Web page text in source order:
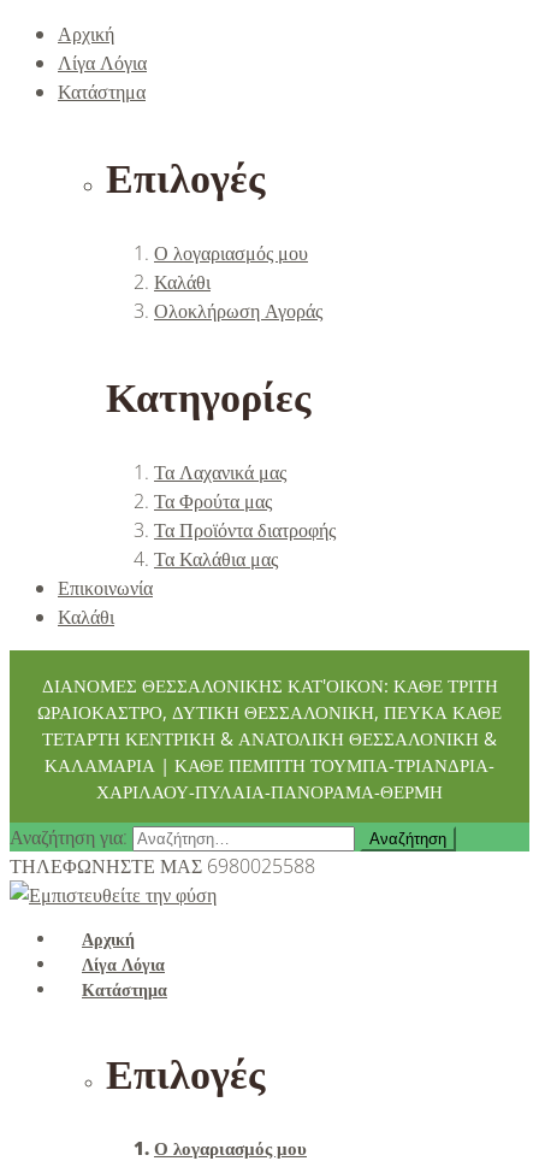
Αρχική
Λίγα Λόγια
Κατάστημα
Επιλογές
Ο λογαριασμός μου
Καλάθι
Ολοκλήρωση Αγοράς
Κατηγορίες
Τα Λαχανικά μας
Τα Φρούτα μας
Τα Προϊόντα διατροφής
Τα Καλάθια μας
Επικοινωνία
Καλάθι
ΔΙΑΝΟΜΕΣ ΘΕΣΣΑΛΟΝΙΚΗΣ ΚΑΤ'ΟΙΚΟΝ: ΚΑΘΕ ΤΡΙΤΗ
ΩΡΑΙΟΚΑΣΤΡΟ, ΔΥΤΙΚΗ ΘΕΣΣΑΛΟΝΙΚΗ, ΠΕΥΚΑ ΚΑΘΕ
ΤΕΤΑΡΤΗ ΚΕΝΤΡΙΚΗ & ΑΝΑΤΟΛΙΚΗ ΘΕΣΣΑΛΟΝΙΚΗ &
ΚΑΛΑΜΑΡΙΑ | ΚΑΘΕ ΠΕΜΠΤΗ ΤΟΥΜΠΑ-ΤΡΙΑΝΔΡΙΑ-
ΧΑΡΙΛΑΟΥ-ΠΥΛΑΙΑ-ΠΑΝΟΡΑΜΑ-ΘΕΡΜΗ
Αναζήτηση για:
ΤΗΛΕΦΩΝΗΣΤΕ ΜΑΣ 6980025588
Αρχική
Λίγα Λόγια
Κατάστημα
Επιλογές
Ο λογαριασμός μου